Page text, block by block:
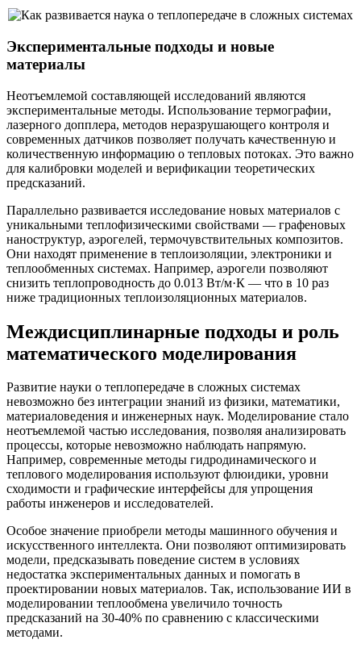
Экспериментальные подходы и новые
материалы
Неотъемлемой составляющей исследований являются
экспериментальные методы. Использование термографии,
лазерного допплера, методов неразрушающего контроля и
современных датчиков позволяет получать качественную и
количественную информацию о тепловых потоках. Это важно
для калибровки моделей и верификации теоретических
предсказаний.
Параллельно развивается исследование новых материалов с
уникальными теплофизическими свойствами — графеновых
наноструктур, аэрогелей, термочувствительных композитов.
Они находят применение в теплоизоляции, электроники и
теплообменных системах. Например, аэрогели позволяют
снизить теплопроводность до 0.013 Вт/м·К — что в 10 раз
ниже традиционных теплоизоляционных материалов.
Междисциплинарные подходы и роль
математического моделирования
Развитие науки о теплопередаче в сложных системах
невозможно без интеграции знаний из физики, математики,
материаловедения и инженерных наук. Моделирование стало
неотъемлемой частью исследования, позволяя анализировать
процессы, которые невозможно наблюдать напрямую.
Например, современные методы гидродинамического и
теплового моделирования используют флюидики, уровни
сходимости и графические интерфейсы для упрощения
работы инженеров и исследователей.
Особое значение приобрели методы машинного обучения и
искусственного интеллекта. Они позволяют оптимизировать
модели, предсказывать поведение систем в условиях
недостатка экспериментальных данных и помогать в
проектировании новых материалов. Так, использование ИИ в
моделировании теплообмена увеличило точность
предсказаний на 30-40% по сравнению с классическими
методами.